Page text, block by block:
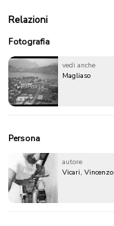
Relazioni
Fotografia
vedi anche
Magliaso
Persona
autore
Vicari, Vincenzo